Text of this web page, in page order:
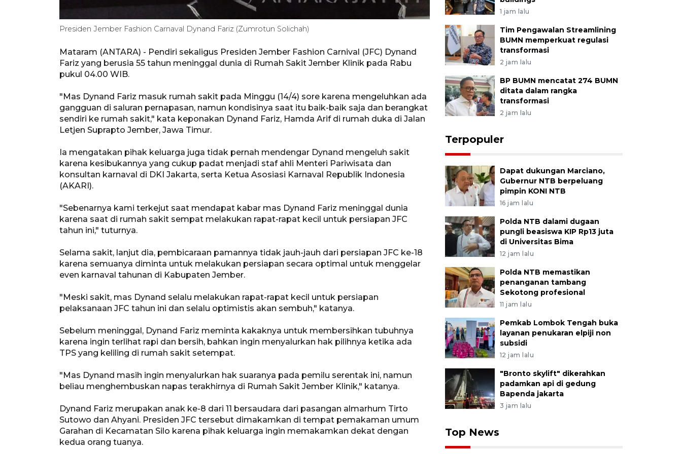
Presiden Jember Fashion Carnaval Dynand Fariz (Zumrotun Solichah)
Mataram (ANTARA) - Pendiri sekaligus Presiden Jember Fashion Carnival (JFC) Dynand
Fariz yang berusia 55 tahun meninggal dunia di Rumah Sakit Jember Klinik pada Rabu
pukul 04.00 WIB.
"Mas Dynand Fariz masuk rumah sakit pada Minggu (14/4) sore karena mengeluhkan ada
gangguan di saluran pernapasan, namun kondisinya saat itu baik-baik saja dan berangkat
sendiri ke rumah sakit," kata keponakan Dynand Fariz, Hamda Arif di rumah duka di Jalan
Letjen Suprapto Jember, Jawa Timur.
Ia mengatakan pihak keluarga juga tidak pernah mendengar Dynand mengeluh sakit
karena kesibukannya yang cukup padat menjadi staf ahli Menteri Pariwisata dan
konsultan karnaval di DKI Jakarta, serta Ketua Asosiasi Karnaval Republik Indonesia
(AKARI).
"Sebenarnya kami terkejut saat mendapat kabar mas Dynand Fariz meninggal dunia
karena saat di rumah sakit sempat melakukan rapat-rapat kecil untuk persiapan JFC
tahun ini," tuturnya.
Selama sakit, lanjut dia, pembicaraan pamannya tidak jauh-jauh dari persiapan JFC ke-18
karena semuanya diminta untuk melakukan persiapan secara optimal untuk menggelar
even karnaval tahunan di Kabupaten Jember.
"Meski sakit, mas Dynand selalu melakukan rapat-rapat kecil untuk persiapan
pelaksanaan JFC tahun ini dan selalu optimistis akan sembuh," katanya.
Sebelum meninggal, Dynand Fariz meminta kakaknya untuk membersihkan tubuhnya
karena ingin terlihat rapi dan bersih, bahkan ingin menyalurkan hak pilihnya ketika ada
TPS yang keliling di rumah sakit setempat.
"Mas Dynand masih ingin menyalurkan hak suaranya pada pemilu serentak ini, namun
beliau menghembuskan napas terakhirnya di Rumah Sakit Jember Klinik," katanya.
Dynand Fariz merupakan anak ke-8 dari 11 bersaudara dari pasangan almarhum Tirto
Sutowo dan Ahyani. Presiden JFC tersebut dimakamkan di tempat pemakaman umum
Garahan di Kecamatan Silo karena pihak keluarga ingin memakamkan dekat dengan
kedua orang tuanya.
1 jam lalu
Tim Pengawalan Streamlining
BUMN memperkuat regulasi
transformasi
2 jam lalu
BP BUMN mencatat 274 BUMN
ditata dalam rangka
transformasi
2 jam lalu
Terpopuler
Dapat dukungan Marciano,
Gubernur NTB berpeluang
pimpin KONI NTB
16 jam lalu
Polda NTB dalami dugaan
pungli beasiswa KIP Rp13 juta
di Universitas Bima
12 jam lalu
Polda NTB memastikan
penanganan tambang
Sekotong profesional
11 jam lalu
Pemkab Lombok Tengah buka
layanan penukaran elpiji non
subsidi
12 jam lalu
"Bronto skylift" dikerahkan
padamkan api di gedung
Bapenda jakarta
3 jam lalu
Top News